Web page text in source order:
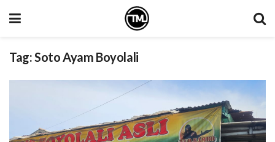
Tag:Soto Ayam Boyolali